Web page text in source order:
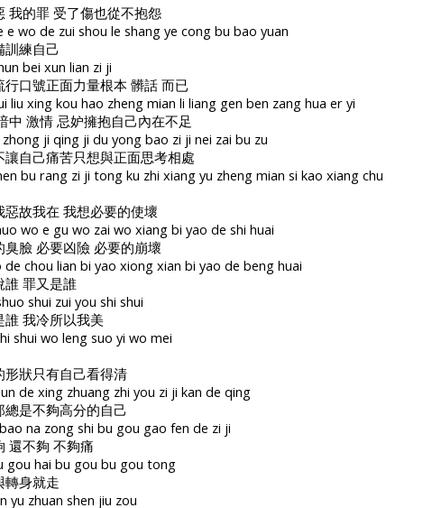
我的罪 受了傷也從不抱怨
e wo de zui shou le shang ye cong bu bao yuan
訓練自己
bei xun lian zi ji
行口號正面力量根本 髒話 而已
liu xing kou hao zheng mian li liang gen ben zang hua er yi
中 激情 忌妒擁抱自己內在不足
zhong ji qing ji du yong bao zi ji nei zai bu zu
讓自己痛苦只想與正面思考相處
bu rang zi ji tong ku zhi xiang yu zheng mian si kao xiang chu
惡故我在 我想必要的使壞
wo e gu wo zai wo xiang bi yao de shi huai
臭臉 必要凶險 必要的崩壞
de chou lian bi yao xiong xian bi yao de beng huai
誰 罪又是誰
shui zui you shi shui
誰 我冷所以我美
shui wo leng suo yi wo mei
形狀只有自己看得清
de xing zhuang zhi you zi ji kan de qing
總是不夠高分的自己
na zong shi bu gou gao fen de zi ji
還不夠 不夠痛
gou hai bu gou bu gou tong
轉身就走
yu zhuan shen jiu zou